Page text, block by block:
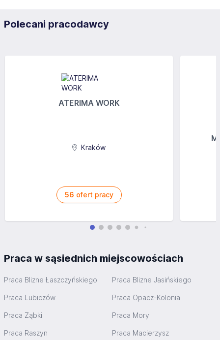
Polecani pracodawcy
ATERIMA WORK
Kraków
56 ofert pracy
Praca w sąsiednich miejscowościach
Praca Blizne Łaszczyńskiego Praca Blizne Jasińskiego
Praca Lubiczów Praca Opacz-Kolonia
Praca Ząbki Praca Mory
Praca Raszyn Praca Macierzysz